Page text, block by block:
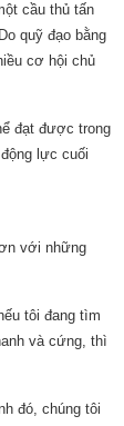
cầu thủ tấn
quỹ đạo bằng
cơ hội chủ
đạt được trong
lực cuối
với những
tôi đang tìm
và cứng, thì
đó, chúng tôi